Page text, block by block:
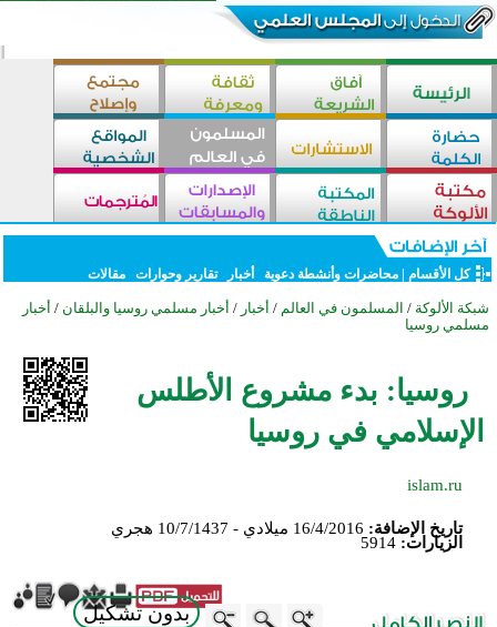
كل الأقسام |محاضرات وأنشطة دعوية أخبار تقارير وحوارات مقالات
شبكة الألوكة / المسلمون في العالم / أخبار / أخبار مسلمي روسيا والبلقان / أخبار
مسلمي روسيا
روسيا: بدء مشروع الأطلس
الإسلامي في روسيا
islam.ru
تاريخ الإضافة: 16/4/2016 ميلادي - 10/7/1437 هجري
الزيارات: 5914
بدون تشكيل